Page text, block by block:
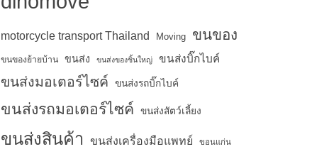
motorcycle transport Thailand Moving ขนของ
ขนของย้ายบ้าน ขนส่ง ขนส่งของชิ้นใหญ่ ขนส่งบิ๊กไบค์
ขนส่งมอเตอร์ไซค์ ขนส่งรถบิ๊กไบค์
ขนส่งรถมอเตอร์ไซค์ ขนส่งสัตว์เลี้ยง
ขนส่งสินค้า ขนส่งเครื่องมือแพทย์ ขอนแก่น